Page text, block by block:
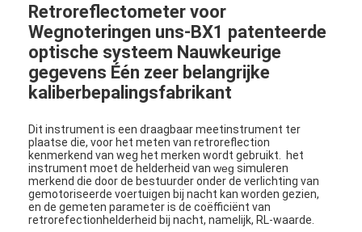
Retroreflectometer voor
Wegnoteringen uns-BX1 patenteerde
optische systeem Nauwkeurige
gegevens Één zeer belangrijke
kaliberbepalingsfabrikant
Dit instrument is een draagbaar meetinstrument ter
plaatse die, voor het meten van retroreflection
kenmerkend van weg het merken wordt gebruikt. het
instrument moet de helderheid vanweg simuleren
merkend die door de bestuurder onder de verlichting van
gemotoriseerde voertuigen bij nacht kan worden gezien,
en de gemeten parameter is de coëfficiënt van
retrorefectionhelderheid bij nacht, namelijk, RL-waarde.